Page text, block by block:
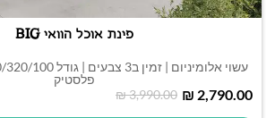
פינת אוכל הוואי BIG
פלסטיק
₪3,990.00 ₪ 2,790.00